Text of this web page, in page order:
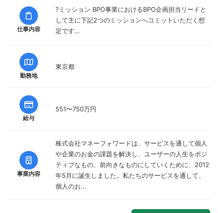
仕事内容
?ミッション BPO事業におけるBPO企画担当リードと
して主に下記2つのミッションへコミットいただく想
定です…
勤務地
東京都
給与
551〜750万円
事業内容
株式会社マネーフォワードは、サービスを通して個人
や企業のお金の課題を解決し、ユーザーの人生をポジ
ティブなもの、前向きなものにしていくために、2012
年5月に誕生しました。私たちのサービスを通して、
個人のお…